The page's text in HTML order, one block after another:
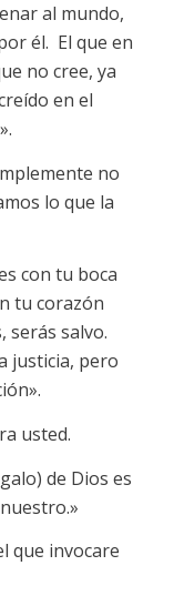
al mundo,
él. El que en
no cree, ya
en el
no
lo que la
con tu boca
tu corazón
serás salvo.
justicia, pero
usted.
de Dios es
que invocare